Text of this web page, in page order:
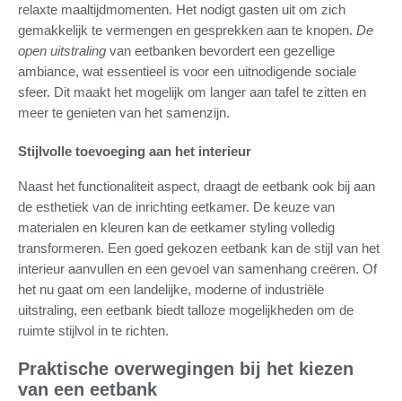
relaxte maaltijdmomenten. Het nodigt gasten uit om zich
gemakkelijk te vermengen en gesprekken aan te knopen. De
open uitstraling van eetbanken bevordert een gezellige
ambiance, wat essentieel is voor een uitnodigende sociale
sfeer. Dit maakt het mogelijk om langer aan tafel te zitten en
meer te genieten van het samenzijn.
Stijlvolle toevoeging aan het interieur
Naast het functionaliteit aspect, draagt de eetbank ook bij aan
de esthetiek van de inrichting eetkamer. De keuze van
materialen en kleuren kan de eetkamer styling volledig
transformeren. Een goed gekozen eetbank kan de stijl van het
interieur aanvullen en een gevoel van samenhang creëren. Of
het nu gaat om een landelijke, moderne of industriële
uitstraling, een eetbank biedt talloze mogelijkheden om de
ruimte stijlvol in te richten.
Praktische overwegingen bij het kiezen
van een eetbank